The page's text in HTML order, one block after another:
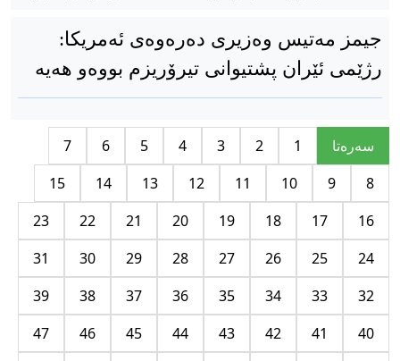
جیمز مەتیس وەزیری دەرەوەی ئەمریکا:
رژێمی ئێران پشتیوانی تیرۆریزم بووەو هەیە
سه‌ره‌تا 1
2
3
4
5
6
7
8
9
10
11
12
13
14
15
16
17
18
19
20
21
22
23
24
25
26
27
28
29
30
31
32
33
34
35
36
37
38
39
40
41
42
43
44
45
46
47